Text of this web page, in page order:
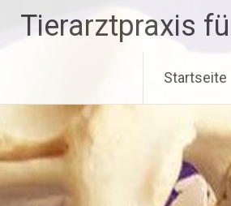
Tierarztpraxis
Startseite